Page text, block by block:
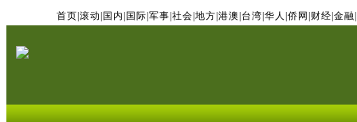
首页 滚动 国内 国际 军事 社会 地方 港澳 台湾 华人 侨网 财经 金融